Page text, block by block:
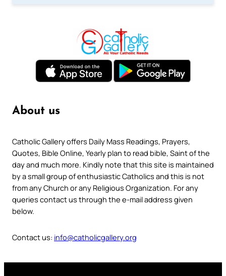
About us
Catholic Gallery offers Daily Mass Readings, Prayers,
Quotes, Bible Online, Yearly plan to read bible, Saint of the
day and much more. Kindly note that this site is maintained
by a small group of enthusiastic Catholics and this is not
from any Church or any Religious Organization. For any
queries contact us through the e-mail address given
below.
Contact us: info@catholicgallery.org